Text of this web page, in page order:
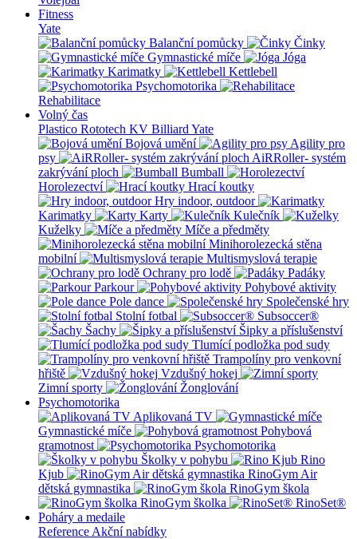
Fitness
Yate
Balanční pomůcky
Činky
Gymnastické míče
Jóga
Karimatky
Kettlebell
Psychomotorika
Rehabilitace
Volný čas
Plastico Rototech KV Billiard Yate
Bojová umění
Agility pro
psy
AiRRoller- systém
zakrývání ploch
Bumball
Horolezectví
Hrací koutky
Hry indoor, outdoor
Karimatky
Karty
Kulečník
Kuželky
Míče a předměty
Minihorolezecká stěna
mobilní
Multismyslová terapie
Ochrany pro lodě
Padáky
Parkour
Pohybové aktivity
Pole dance
Společenské hry
Stolní fotbal
Subsoccer®
Šachy
Šipky a příslušenství
Tlumící podložka pod sudy
Trampolíny pro venkovní
hřiště
Vzdušný hokej
Zimní sporty
Žonglování
Psychomotorika
Aplikovaná TV
Gymnastické míče
Pohybová
gramotnost
Psychomotorika
Školky v pohybu
Rino
Kjub
RinoGym Air
dětská gymnastika
RinoGym škola
RinoGym školka
RinoSet®
Poháry a medaile
Reference Akční nabídky